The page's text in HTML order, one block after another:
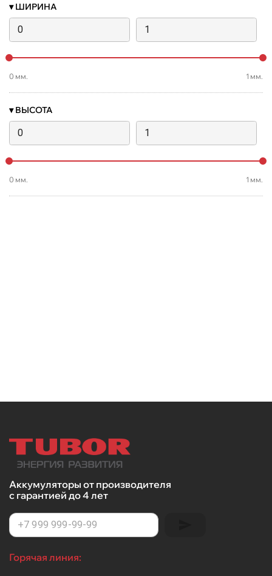
▾ ШИРИНА
0 мм. 1 мм.
▾ ВЫСОТА
0 мм. 1 мм.
Аккумуляторы от производителя
с гарантией до 4 лет
Горячая линия: